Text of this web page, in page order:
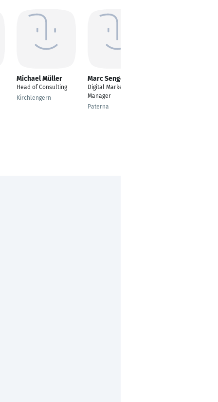
Michael Müller
Head of Consulting
Kirchlengern
Marc Senges
Digital Marketing
Manager
Paterna